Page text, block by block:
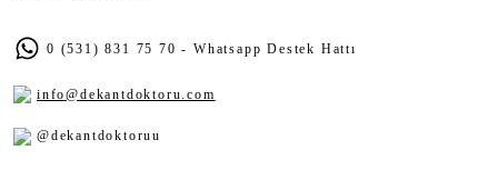
0 (531) 831 75 70 - Whatsapp Destek Hattı
info@dekantdoktoru.com
@dekantdoktoruu